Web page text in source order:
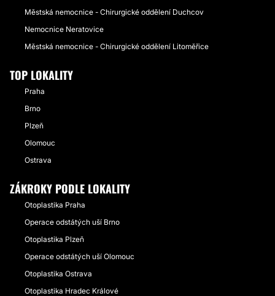
Městská nemocnice - Chirurgické oddělení Duchcov
Nemocnice Neratovice
Městská nemocnice - Chirurgické oddělení Litoměřice
TOP LOKALITY
Praha
Brno
Plzeň
Olomouc
Ostrava
ZÁKROKY PODLE LOKALITY
Otoplastika Praha
Operace odstátých uší Brno
Otoplastika Plzeň
Operace odstátých uší Olomouc
Otoplastika Ostrava
Otoplastika Hradec Králové